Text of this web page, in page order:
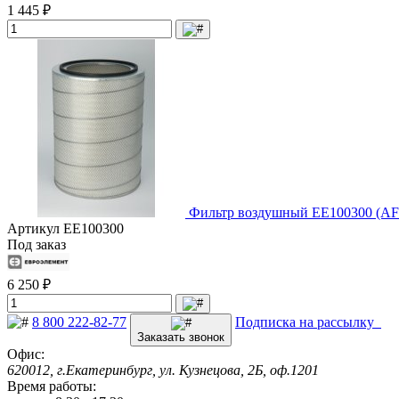
1 445 ₽
Фильтр воздушный EE100300
Артикул EE100300
Под заказ
6 250 ₽
8 800 222-82-77
Заказать звонок
Подписка на рассылку
Офис:
620012, г.Екатеринбург, ул. Кузнецова, 2Б, оф.1201
Время работы: